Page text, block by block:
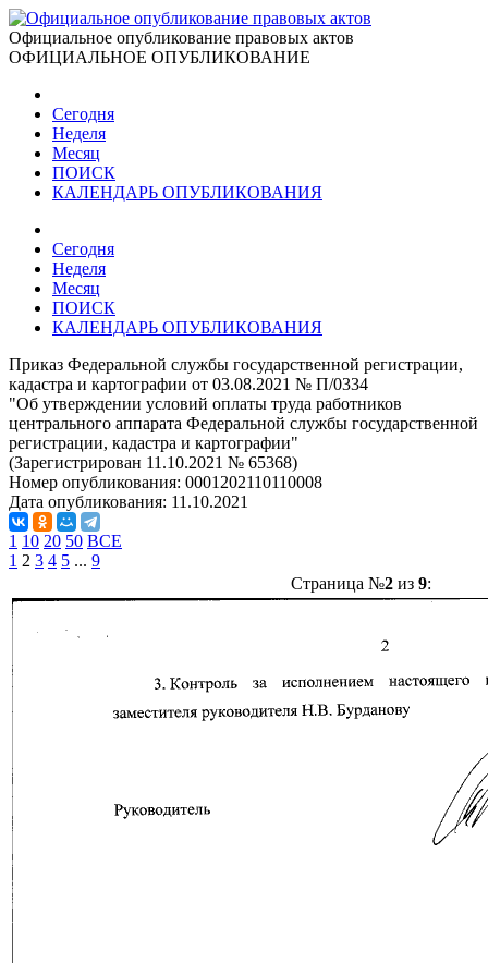
Официальное опубликование правовых актов
ОФИЦИАЛЬНОЕ ОПУБЛИКОВАНИЕ
Сегодня
Неделя
Месяц
ПОИСК
КАЛЕНДАРЬ ОПУБЛИКОВАНИЯ
Сегодня
Неделя
Месяц
ПОИСК
КАЛЕНДАРЬ ОПУБЛИКОВАНИЯ
Приказ Федеральной службы государственной регистрации,
кадастра и картографии от 03.08.2021 № П/0334
"Об утверждении условий оплаты труда работников
центрального аппарата Федеральной службы государственной
регистрации, кадастра и картографии"
(Зарегистрирован 11.10.2021 № 65368)
Номер опубликования: 0001202110110008
Дата опубликования: 11.10.2021
1 10 20 50 ВСЕ
1 2 3 4 5 ... 9
Страница №2из 9: